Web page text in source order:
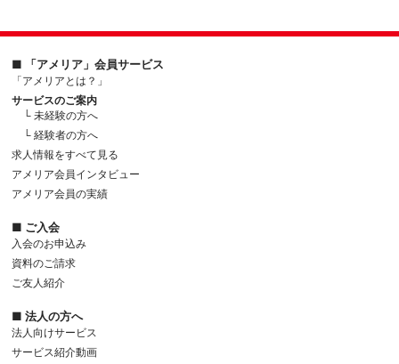
■ 「アメリア」会員サービス
「アメリアとは？」
サービスのご案内
└ 未経験の方へ
└ 経験者の方へ
求人情報をすべて見る
アメリア会員インタビュー
アメリア会員の実績
■ ご入会
入会のお申込み
資料のご請求
ご友人紹介
■ 法人の方へ
法人向けサービス
サービス紹介動画